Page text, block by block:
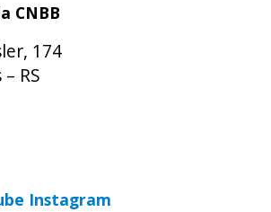
CNBB
174
RS
Instagram